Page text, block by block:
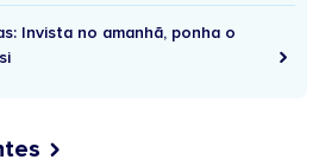
Invista no amanhã, ponha o